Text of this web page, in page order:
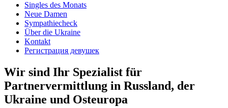
Singles des Monats
Neue Damen
Sympathiecheck
Über die Ukraine
Kontakt
Регистрация девушек
Wir sind Ihr Spezialist für
Partnervermittlung in Russland, der
Ukraine und Osteuropa